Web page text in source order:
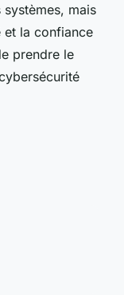
mais
et la confiance
prendre le